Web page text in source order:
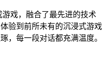
戏，融合了最先进的技术
验到前所未有的沉浸式游戏
，每一段对话都充满温度。